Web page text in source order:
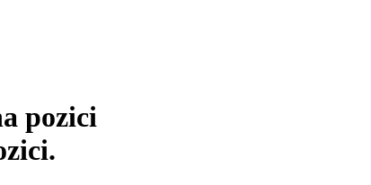
pozici